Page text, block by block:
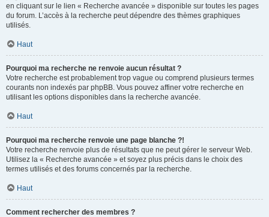
en cliquant sur le lien « Recherche avancée » disponible sur toutes les pages
du forum. L’accès à la recherche peut dépendre des thèmes graphiques
utilisés.
Haut
Pourquoi ma recherche ne renvoie aucun résultat ?
Votre recherche est probablement trop vague ou comprend plusieurs termes
courants non indexés par phpBB. Vous pouvez affiner votre recherche en
utilisant les options disponibles dans la recherche avancée.
Haut
Pourquoi ma recherche renvoie une page blanche ?!
Votre recherche renvoie plus de résultats que ne peut gérer le serveur Web.
Utilisez la « Recherche avancée » et soyez plus précis dans le choix des
termes utilisés et des forums concernés par la recherche.
Haut
Comment rechercher des membres ?